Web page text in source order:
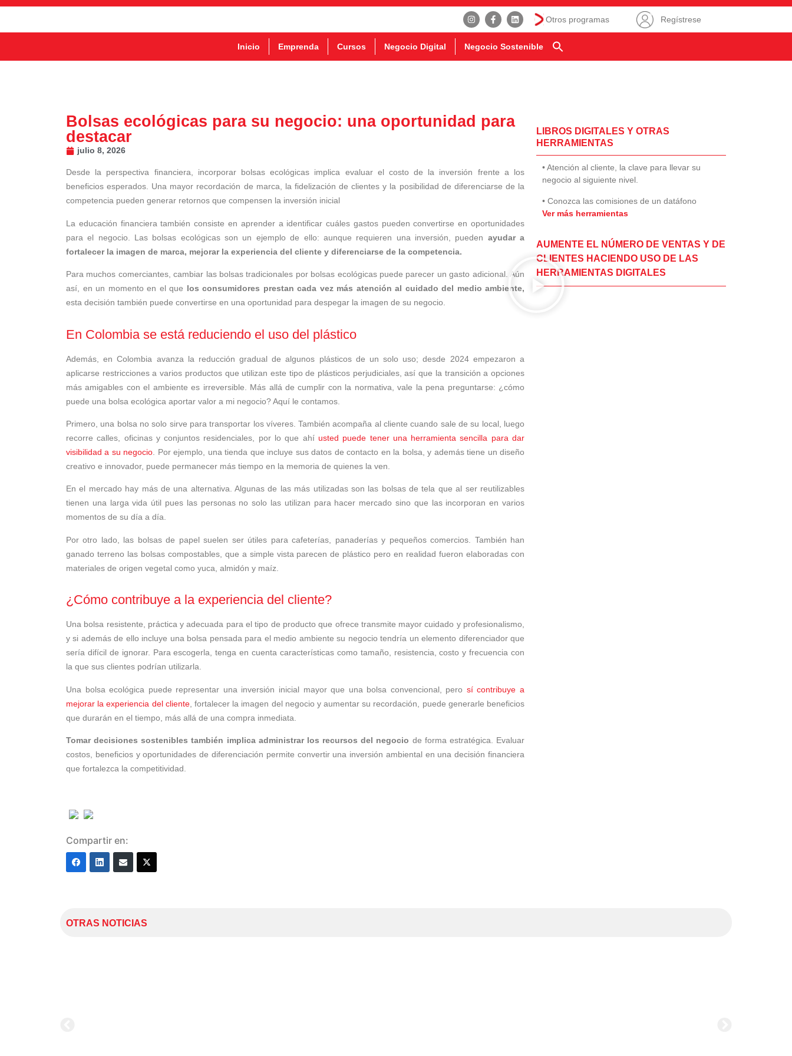
Otros programas Regístrese
Inicio Emprenda Cursos Negocio Digital Negocio Sostenible
Bolsas ecológicas para su negocio: una oportunidad para
destacar
julio 8, 2026
Desde la perspectiva financiera, incorporar bolsas ecológicas implica evaluar el costo de la inversión frente a los
beneficios esperados. Una mayor recordación de marca, la fidelización de clientes y la posibilidad de diferenciarse de la
competencia pueden generar retornos que compensen la inversión inicial
La educación financiera también consiste en aprender a identificar cuáles gastos pueden convertirse en oportunidades
para el negocio. Las bolsas ecológicas son un ejemplo de ello: aunque requieren una inversión, pueden ayudar a
fortalecer la imagen de marca, mejorar la experiencia del cliente y diferenciarse de la competencia.
Para muchos comerciantes, cambiar las bolsas tradicionales por bolsas ecológicas puede parecer un gasto adicional. Aún
así, en un momento en el que los consumidores prestan cada vez más atención al cuidado del medio ambiente,
esta decisión también puede convertirse en una oportunidad para despegar la imagen de su negocio.
En Colombia se está reduciendo el uso del plástico
Además, en Colombia avanza la reducción gradual de algunos plásticos de un solo uso; desde 2024 empezaron a
aplicarse restricciones a varios productos que utilizan este tipo de plásticos perjudiciales, así que la transición a opciones
más amigables con el ambiente es irreversible. Más allá de cumplir con la normativa, vale la pena preguntarse: ¿cómo
puede una bolsa ecológica aportar valor a mi negocio? Aquí le contamos.
Primero, una bolsa no solo sirve para transportar los víveres. También acompaña al cliente cuando sale de su local, luego
recorre calles, oficinas y conjuntos residenciales, por lo que ahí usted puede tener una herramienta sencilla para dar
visibilidad a su negocio . Por ejemplo, una tienda que incluye sus datos de contacto en la bolsa, y además tiene un diseño
creativo e innovador, puede permanecer más tiempo en la memoria de quienes la ven.
En el mercado hay más de una alternativa. Algunas de las más utilizadas son las bolsas de tela que al ser reutilizables
tienen una larga vida útil pues las personas no solo las utilizan para hacer mercado sino que las incorporan en varios
momentos de su día a día.
Por otro lado, las bolsas de papel suelen ser útiles para cafeterías, panaderías y pequeños comercios. También han
ganado terreno las bolsas compostables, que a simple vista parecen de plástico pero en realidad fueron elaboradas con
materiales de origen vegetal como yuca, almidón y maíz.
¿Cómo contribuye a la experiencia del cliente?
Una bolsa resistente, práctica y adecuada para el tipo de producto que ofrece transmite mayor cuidado y profesionalismo,
y si además de ello incluye una bolsa pensada para el medio ambiente su negocio tendría un elemento diferenciador que
sería difícil de ignorar. Para escogerla, tenga en cuenta características como tamaño, resistencia, costo y frecuencia con
la que sus clientes podrían utilizarla.
Una bolsa ecológica puede representar una inversión inicial mayor que una bolsa convencional, pero sí contribuye a
mejorar la experiencia del cliente, fortalecer la imagen del negocio y aumentar su recordación, puede generarle beneficios
que durarán en el tiempo, más allá de una compra inmediata.
Tomar decisiones sostenibles también implica administrar los recursos del negocio de forma estratégica. Evaluar
costos, beneficios y oportunidades de diferenciación permite convertir una inversión ambiental en una decisión financiera
que fortalezca la competitividad.
Compartir en:
LIBROS DIGITALES Y OTRAS
HERRAMIENTAS
• Atención al cliente, la clave para llevar su
negocio al siguiente nivel.
• Conozca las comisiones de un datáfono
Ver más herramientas
AUMENTE EL NÚMERO DE VENTAS Y DE
CLIENTES HACIENDO USO DE LAS
HERRAMIENTAS DIGITALES
OTRAS NOTICIAS